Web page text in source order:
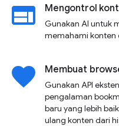
web Mengontrol
Gunakan AI untuk
memahami konten
favorite Membuat
Gunakan API
pengalaman
baru yang lebih
ulang konten dari